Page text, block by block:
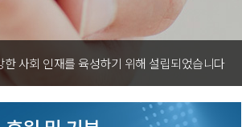
사회 인재를 육성하기 위해 설립되었습니다